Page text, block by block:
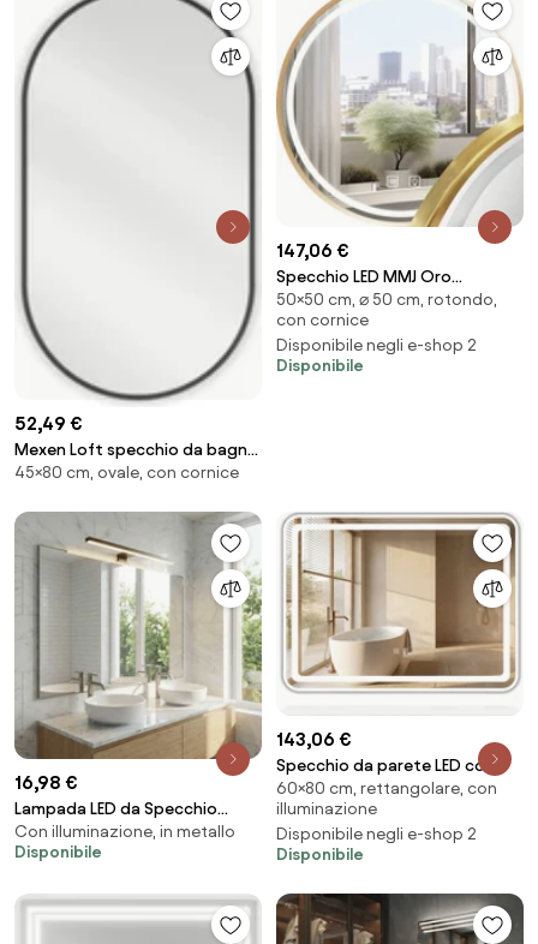
52,49 €
Mexen Loft specchio da bagno
ovale 80 x 45 cm, cornice nera -
45×80 cm, ovale, con cornice
147,06 €
Specchio LED MMJ Oro
Spazzolato – Ø50 cm
50×50 cm, ⌀ 50 cm, rotondo,
con cornice
Disponibile negli e-shop 2
Disponibile
16,98 €
Lampada LED da Specchio
50cm Nera 8W IP44 Tripla
Installazione Colore Bianco
Con illuminazione, in metallo
Disponibile
143,06 €
Specchio da parete LED con
mensola L-8060 – 80x60 cm
60×80 cm, rettangolare, con
illuminazione
Disponibile negli e-shop 2
Disponibile